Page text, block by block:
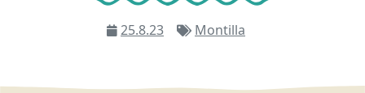
25.8.23 Montilla